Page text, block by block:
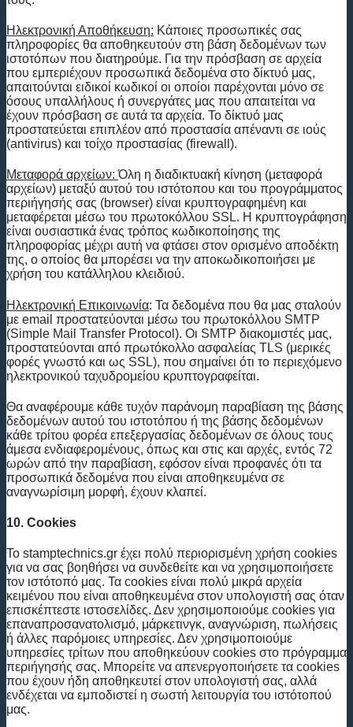
Ηλεκτρονική Αποθήκευση: Κάποιες προσωπικές σας
πληροφορίες θα αποθηκευτούν στη βάση δεδομένων των
ιστοτόπων που διατηρούμε. Για την πρόσβαση σε αρχεία
που εμπεριέχουν προσωπικά δεδομένα στο δίκτυό μας,
απαιτούνται ειδικοί κωδικοί οι οποίοι παρέχονται μόνο σε
όσους υπαλλήλους ή συνεργάτες μας που απαιτείται να
έχουν πρόσβαση σε αυτά τα αρχεία. Το δίκτυό μας
προστατεύεται επιπλέον από προστασία απέναντι σε ιούς
(antivirus) και τοίχο προστασίας (firewall).
Μεταφορά αρχείων:Όλη η διαδικτυακή κίνηση (μεταφορά
αρχείων) μεταξύ αυτού του ιστότοπου και του προγράμματος
περιήγησής σας (browser) είναι κρυπτογραφημένη και
μεταφέρεται μέσω του πρωτοκόλλου SSL. Η κρυπτογράφηση
είναι ουσιαστικά ένας τρόπος κωδικοποίησης της
πληροφορίας μέχρι αυτή να φτάσει στον ορισμένο αποδέκτη
της, ο οποίος θα μπορέσει να την αποκωδικοποιήσει με
χρήση του κατάλληλου κλειδιού.
Ηλεκτρονική Επικοινωνία: Τα δεδομένα που θα μας σταλούν
με email προστατεύονται μέσω του πρωτοκόλλου SMTP
(Simple Mail Transfer Protocol). Οι SMTP διακομιστές μας,
προστατεύονται από πρωτόκολλο ασφαλείας TLS (μερικές
φορές γνωστό και ως SSL), που σημαίνει ότι το περιεχόμενο
ηλεκτρονικού ταχυδρομείου κρυπτογραφείται.
Θα αναφέρουμε κάθε τυχόν παράνομη παραβίαση της βάσης
δεδομένων αυτού του ιστοτόπου ή της βάσης δεδομένων
κάθε τρίτου φορέα επεξεργασίας δεδομένων σε όλους τους
άμεσα ενδιαφερομένους, όπως και στις και αρχές, εντός 72
ωρών από την παραβίαση, εφόσον είναι προφανές ότι τα
προσωπικά δεδομένα που είναι αποθηκευμένα σε
αναγνωρίσιμη μορφή, έχουν κλαπεί.
10. Cookies
Το stamptechnics.gr έχει πολύ περιορισμένη χρήση cookies
για να σας βοηθήσει να συνδεθείτε και να χρησιμοποιήσετε
τον ιστότοπό μας. Τα cookies είναι πολύ μικρά αρχεία
κειμένου που είναι αποθηκευμένα στον υπολογιστή σας όταν
επισκέπτεστε ιστοσελίδες. Δεν χρησιμοποιούμε cookies για
επαναπροσανατολισμό, μάρκετινγκ, αναγνώριση, πωλήσεις
ή άλλες παρόμοιες υπηρεσίες. Δεν χρησιμοποιούμε
υπηρεσίες τρίτων που αποθηκεύουν cookies στο πρόγραμμα
περιήγησής σας. Μπορείτε να απενεργοποιήσετε τα cookies
που έχουν ήδη αποθηκευτεί στον υπολογιστή σας, αλλά
ενδέχεται να εμποδιστεί η σωστή λειτουργία του ιστότοπού
μας.